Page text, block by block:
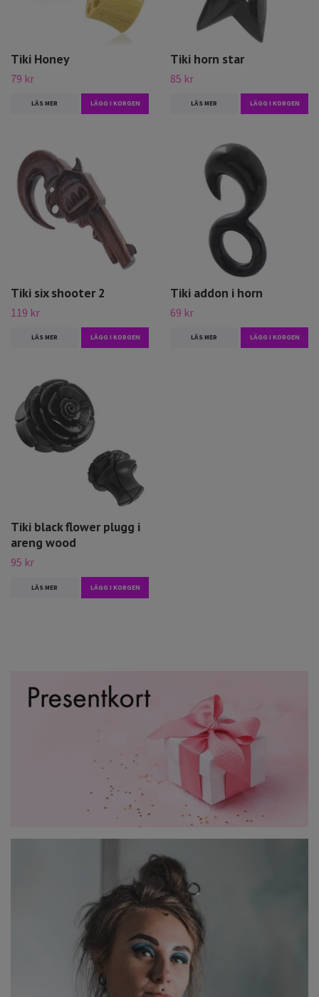
Tiki Honey
79 kr
LÄS MER LÄGG I KORGEN
Tiki horn star
85 kr
LÄS MER LÄGG I KORGEN
Tiki six shooter 2
119 kr
LÄS MER LÄGG I KORGEN
Tiki addon i horn
69 kr
LÄS MER LÄGG I KORGEN
Tiki black flower plugg i
areng wood
95 kr
LÄS MER LÄGG I KORGEN